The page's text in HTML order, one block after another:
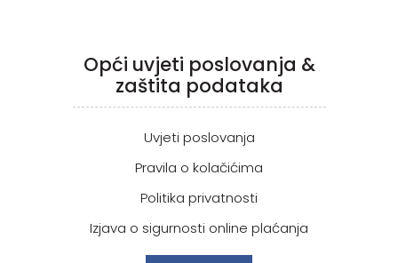
Opći uvjeti poslovanja &
zaštita podataka
Uvjeti poslovanja
Pravila o kolačićima
Politika privatnosti
Izjava o sigurnosti online plaćanja